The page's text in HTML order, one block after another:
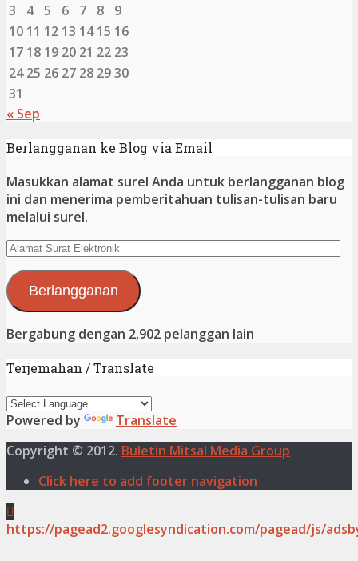
3
4 5 6 7 8
9
10 11 12 13 14 15 16
17 18 19 20 21 22 23
24 25 26 27 28 2930
31
« Sep
Berlangganan ke Blog via Email
Masukkan alamat surel Anda untuk berlangganan blog
ini dan menerima pemberitahuan tulisan-tulisan baru
melalui surel.
Alamat
Elektronik
Berlangganan
Bergabung dengan 2,902 pelanggan lain
Terjemahan / Translate
Powered by
Translate
Copyright © 2012. Buletin Mitsal Media Group
Click here to add footer navigation
https://pagead2.googlesyndication.com/pagead/js/